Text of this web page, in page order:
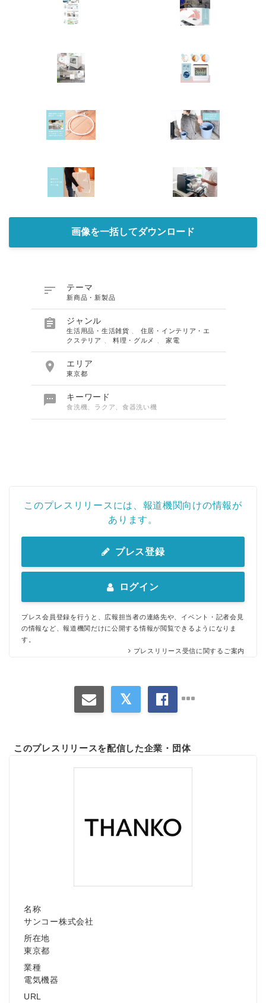
画像を一括してダウンロード
 テーマ
新商品・新製品
 ジャンル
生活用品・生活雑貨
住居・インテリア・エ
クステリア
料理・グルメ 、家電
 エリア
東京都
 キーワード
食洗機、ラクア、食器洗い機
このプレスリリースには、報道機関向けの情報が
あります。
プレス登録
ログイン
プレス会員登録を行うと、広報担当者の連絡先や、イベント・記者会見
の情報など、報道機関だけに公開する情報が閲覧できるようになりま
す。
プレスリリース受信に関するご案内
このプレスリリースを配信した企業・団体
名称
サンコー株式会社
所在地
東京都
業種
電気機器
URL